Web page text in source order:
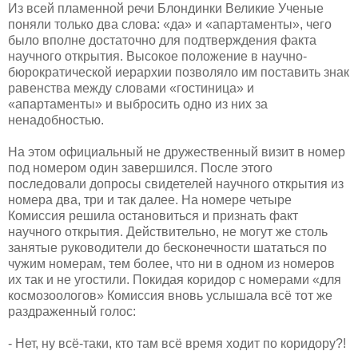
Из всей пламенной речи Блондинки Великие Ученые
поняли только два слова: «да» и «апартаменты», чего
было вполне достаточно для подтверждения факта
научного открытия. Высокое положение в научно-
бюрократической иерархии позволяло им поставить знак
равенства между словами «гостиница» и
«апартаменты» и выбросить одно из них за
ненадобностью.
На этом официальный не дружественный визит в номер
под номером один завершился. После этого
последовали допросы свидетелей научного открытия из
номера два, три и так далее. На номере четыре
Комиссия решила остановиться и признать факт
научного открытия. Действительно, не могут же столь
занятые руководители до бесконечности шататься по
чужим номерам, тем более, что ни в одном из номеров
их так и не угостили. Покидая коридор с номерами «для
космозоологов» Комиссия вновь услышала всё тот же
раздраженный голос:
- Нет, ну всё-таки, кто там всё время ходит по коридору?!